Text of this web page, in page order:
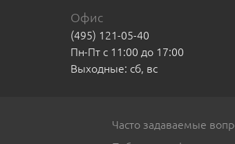
Офис
(495) 121-05-40
Пн-Пт с 11:00 до 17:00
Выходные: сб, вс
Часто задаваемые